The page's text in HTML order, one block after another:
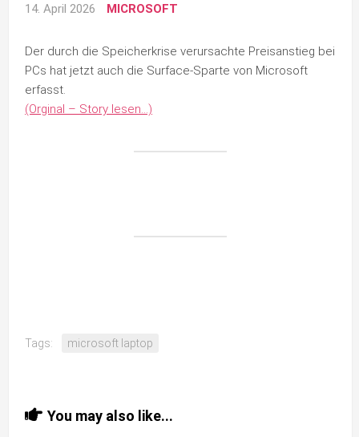
14. April 2026 MICROSOFT
Der durch die Speicherkrise verursachte Preisanstieg bei
PCs hat jetzt auch die Surface-Sparte von Microsoft
erfasst.
(Orginal – Story lesen…)
Tags: microsoft laptop
You may also like...